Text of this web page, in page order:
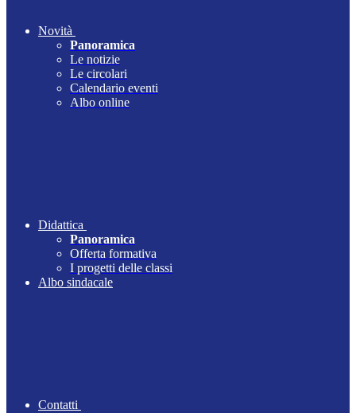
Novità
Panoramica
Le notizie
Le circolari
Calendario eventi
Albo online
Didattica
Panoramica
Offerta formativa
I progetti delle classi
Albo sindacale
Contatti